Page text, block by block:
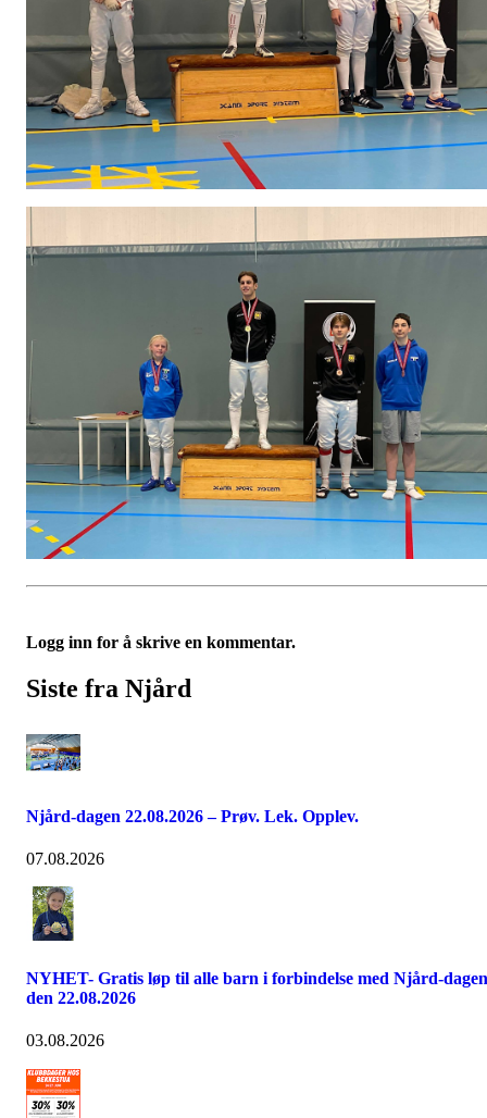
Logg inn for å skrive en kommentar.
Siste fra Njård
Njård-dagen 22.08.2026 – Prøv. Lek. Opplev.
07.08.2026
NYHET- Gratis løp til alle barn i forbindelse med Njård-dagen
den 22.08.2026
03.08.2026